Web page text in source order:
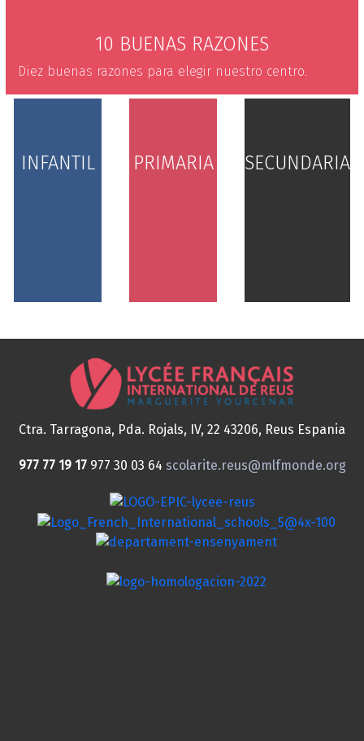
10 BUENAS RAZONES
Diez buenas razones para elegir nuestro centro.
INFANTIL PRIMARIA SECUNDARIA
Ctra. Tarragona, Pda. Rojals, IV, 22 43206, Reus Espania
977 77 19 17 977 30 03 64 scolarite.reus@mlfmonde.org